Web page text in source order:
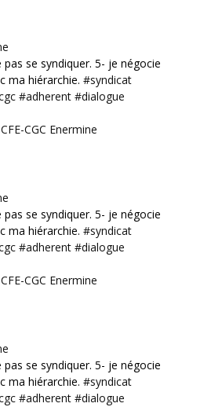
pas se syndiquer. 5- je négocie
ma hiérarchie. #syndicat
#adherent #dialogue
CGC Enermine
pas se syndiquer. 5- je négocie
ma hiérarchie. #syndicat
#adherent #dialogue
CGC Enermine
pas se syndiquer. 5- je négocie
ma hiérarchie. #syndicat
#adherent #dialogue